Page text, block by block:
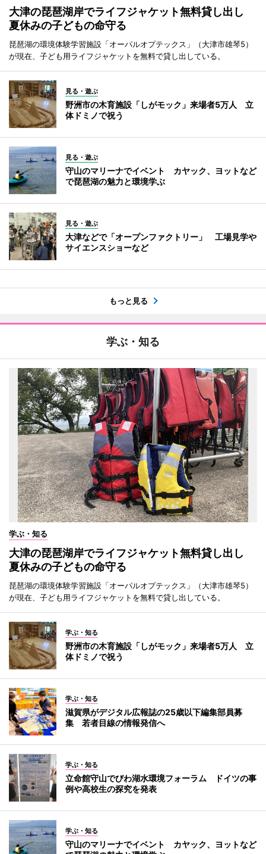
大津の琵琶湖岸でライフジャケット無料貸し出し
夏休みの子どもの命守る
琵琶湖の環境体験学習施設「オーパルオプテックス」（大津市雄琴5）
が現在、子ども用ライフジャケットを無料で貸し出している。
見る・遊ぶ
野洲市の木育施設「しがモック」来場者5万人 立
体ドミノで祝う
見る・遊ぶ
守山のマリーナでイベント カヤック、ヨットなど
で琵琶湖の魅力と環境学ぶ
見る・遊ぶ
大津などで「オープンファクトリー」 工場見学や
サイエンスショーなど
もっと見る
学ぶ・知る
学ぶ・知る
大津の琵琶湖岸でライフジャケット無料貸し出し
夏休みの子どもの命守る
琵琶湖の環境体験学習施設「オーパルオプテックス」（大津市雄琴5）
が現在、子ども用ライフジャケットを無料で貸し出している。
学ぶ・知る
野洲市の木育施設「しがモック」来場者5万人 立
体ドミノで祝う
学ぶ・知る
滋賀県がデジタル広報誌の25歳以下編集部員募
集 若者目線の情報発信へ
学ぶ・知る
立命館守山でびわ湖水環境フォーラム ドイツの事
例や高校生の探究を発表
学ぶ・知る
守山のマリーナでイベント カヤック、ヨットなど